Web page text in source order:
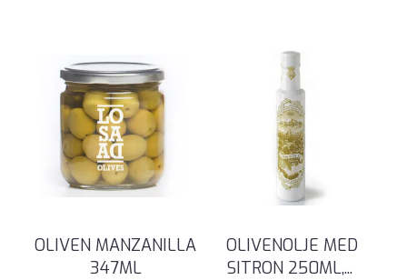
OLIVEN MANZANILLA
347ML
OLIVENOLJE MED
SITRON 250ML,...